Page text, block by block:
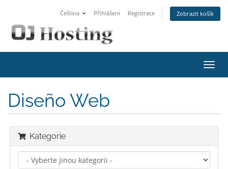
Čeština Přihlášení Registrace Zobrazit košík
Diseño Web
Kategorie